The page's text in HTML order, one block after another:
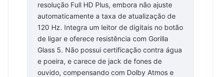
resolução Full HD Plus, embora não ajuste
automaticamente a taxa de atualização de
120 Hz. Integra um leitor de digitais no botão
de ligar e oferece resistência com Gorilla
Glass 5. Não possui certificação contra água
e poeira, e carece de jack de fones de
ouvido, compensando com Dolby Atmos e